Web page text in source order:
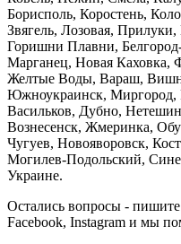
Борисполь, Коростень,
Звягель, Лозовая,
Горишни Плавни,
Марганец, Новая Каховка,
Желтые Воды, Вараш,
Южноукраинск,
Васильков, Дубно,
Вознесенск, Жмеринка,
Чугуев, Новояворовск,
Могилев-Подольский,
Украине.
Остались вопросы -
Facebook, Instagram и мы